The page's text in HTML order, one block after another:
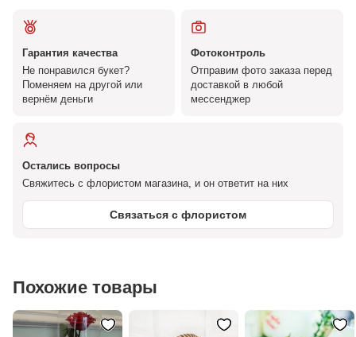
Гарантия качества
Не понравился букет?
Поменяем на другой или
вернём деньги
Фотоконтроль
Отправим фото заказа перед
доставкой в любой
мессенджер
Остались вопросы
Свяжитесь с флористом магазина, и он ответит на них
Связаться с флористом
Похожие товары